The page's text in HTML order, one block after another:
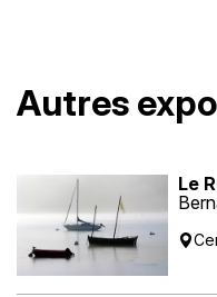
Autres
Le